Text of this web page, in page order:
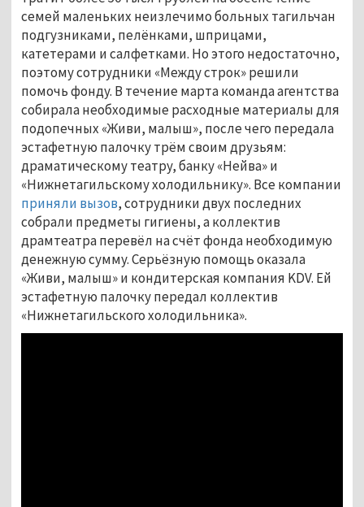
семей маленьких неизлечимо больных тагильчан
подгузниками, пелёнками, шприцами,
катетерами и салфетками. Но этого недостаточно,
поэтому сотрудники «Между строк» решили
помочь фонду. В течение марта команда агентства
собирала необходимые расходные материалы для
подопечных «Живи, малыш», после чего передала
эстафетную палочку трём своим друзьям:
драматическому театру, банку «Нейва» и
«Нижнетагильскому холодильнику». Все компании
приняли вызов, сотрудники двух последних
собрали предметы гигиены, а коллектив
драмтеатра перевёл на счёт фонда необходимую
денежную сумму. Серьёзную помощь оказала
«Живи, малыш» и кондитерская компания KDV. Ей
эстафетную палочку передал коллектив
«Нижнетагильского холодильника».